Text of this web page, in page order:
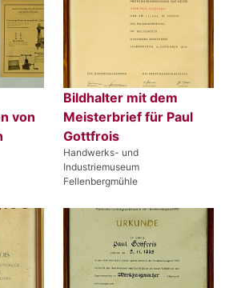
von
Bildhalter mit dem
Meisterbrief für Paul
Gottfrois
Handwerks- und
Industriemuseum
Fellenbergmühle